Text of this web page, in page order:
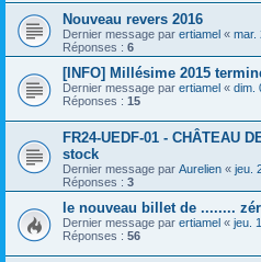
Nouveau revers 2016
Dernier message par ertiamel « mar.
Réponses : 6
[INFO] Millésime 2015
Dernier message par ertiamel « dim.
Réponses : 15
FR24-UEDF-01 - CHÂTEAU
stock
Dernier message par Aurelien « jeu.
Réponses : 3
le nouveau billet de ........
Dernier message par ertiamel « jeu.
Réponses : 56